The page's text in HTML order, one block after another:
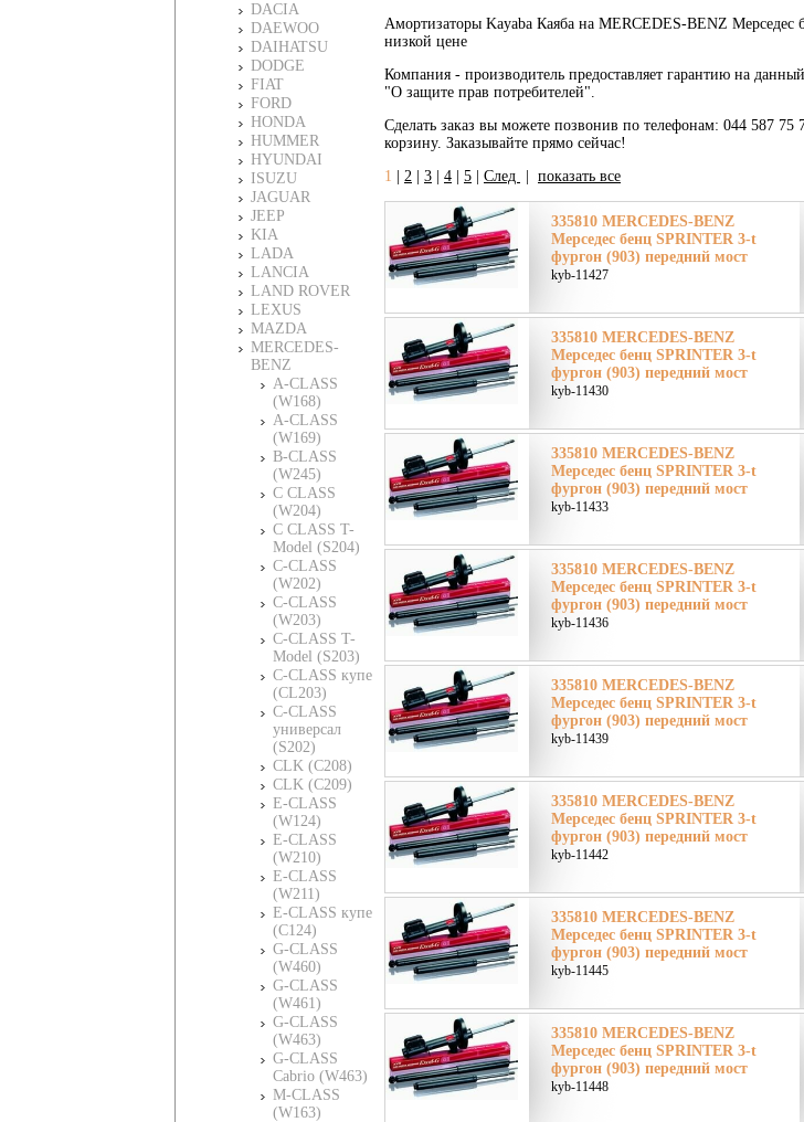
DACIA
DAEWOO
DAIHATSU
DODGE
FIAT
FORD
HONDA
HUMMER
HYUNDAI
ISUZU
JAGUAR
JEEP
KIA
LADA
LANCIA
LAND ROVER
LEXUS
MAZDA
MERCEDES-
BENZ
A-CLASS
(W168)
A-CLASS
(W169)
B-CLASS
(W245)
C CLASS
(W204)
C CLASS T-
Model (S204)
C-CLASS
(W202)
C-CLASS
(W203)
C-CLASS T-
Model (S203)
C-CLASS купе
(CL203)
C-CLASS
универсал
(S202)
CLK (C208)
CLK (C209)
E-CLASS
(W124)
E-CLASS
(W210)
E-CLASS
(W211)
E-CLASS купе
(C124)
G-CLASS
(W460)
G-CLASS
(W461)
G-CLASS
(W463)
G-CLASS
Cabrio (W463)
M-CLASS
(W163)
Амортизаторы Kayaba Каяба на MERCEDES-BENZ
низкой цене
Компания - производитель предоставляет гарантию на
"О защите прав потребителей".
Сделать заказ вы можете позвонив по телефонам: 044 587
корзину. Заказывайте прямо сейчас!
1
2 3 4 5 След показать все
335810 MERCEDES-BENZ
Мерседес бенц SPRINTER 3-t
фургон (903) передний мост
kyb-11427
335810 MERCEDES-BENZ
Мерседес бенц SPRINTER 3-t
фургон (903) передний мост
kyb-11430
335810 MERCEDES-BENZ
Мерседес бенц SPRINTER 3-t
фургон (903) передний мост
kyb-11433
335810 MERCEDES-BENZ
Мерседес бенц SPRINTER 3-t
фургон (903) передний мост
kyb-11436
335810 MERCEDES-BENZ
Мерседес бенц SPRINTER 3-t
фургон (903) передний мост
kyb-11439
335810 MERCEDES-BENZ
Мерседес бенц SPRINTER 3-t
фургон (903) передний мост
kyb-11442
335810 MERCEDES-BENZ
Мерседес бенц SPRINTER 3-t
фургон (903) передний мост
kyb-11445
335810 MERCEDES-BENZ
Мерседес бенц SPRINTER 3-t
фургон (903) передний мост
kyb-11448